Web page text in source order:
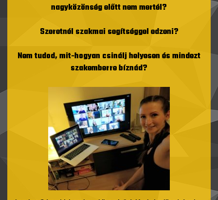
nagyközönség előtt nem mertél?
Szeretnél szakmai segítséggel edzeni?
Nem tudod, mit-hogyan csinálj helyesen és mindezt
szakemberre bíznád?